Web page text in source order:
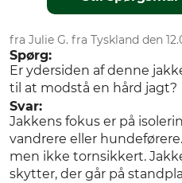
Tøjstørrelse
44
fra Julie G. fra Tyskland den
Spørg:
Er ydersiden af denne
til at modstå en hård jagt?
Svar:
Jakkens fokus er på
vandrere eller
men ikke tornsikkert.
skytter, der går på